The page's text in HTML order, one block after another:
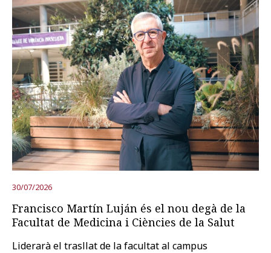
30/07/2026
Francisco Martín Luján és el nou degà de la
Facultat de Medicina i Ciències de la Salut
Liderarà el trasllat de la facultat al campus